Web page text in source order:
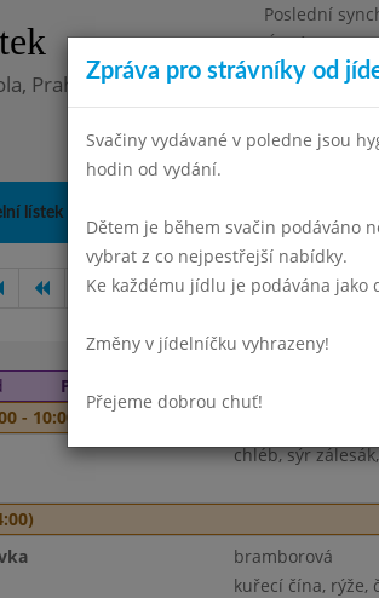
Poslední
Úterý
Praha 10, Kodaňská 989/14,
lístek
Duben 2025 Květen 2025
Pondělí 2. 6. 2025
- 10:00)
chléb, sýr
bramborová
kuřecí čína, rýže,
Zpráva pro strávníky od
Svačiny vydávané v poledne jsou
hodin od vydání.
Dětem je během svačin podáváno
vybrat z co nejpestřejší nabídky.
Ke každému jídlu je podávána jako
Změny v jídelníčku vyhrazeny!
Přejeme dobrou chuť!